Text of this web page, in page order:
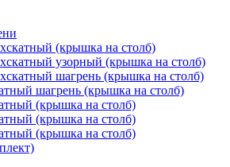
(крышка на столб)
узорный (крышка на столб)
шагрень (крышка на столб)
шагрень (крышка на столб)
(крышка на столб)
(крышка на столб)
(крышка на столб)